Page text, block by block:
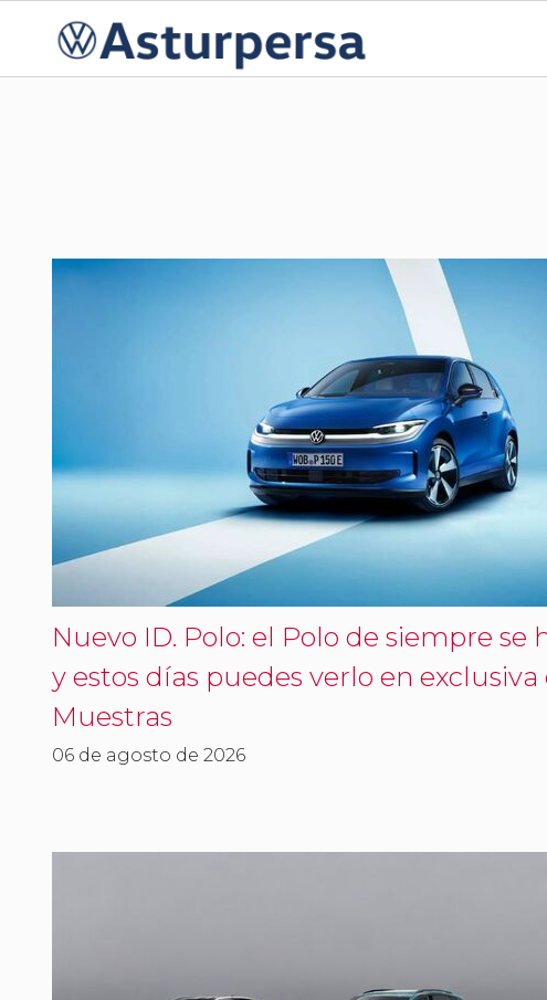
Nuevo ID. Polo: el Polo de siempre se
y estos días puedes verlo en exclusiva
Muestras
06 de agosto de 2026